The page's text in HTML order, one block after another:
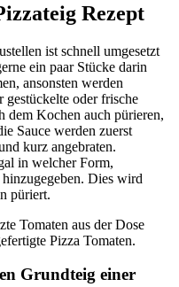
Rezept
ist schnell umgesetzt
ein paar Stücke darin
ansonsten werden
gestückelte oder frische
dem Kochen auch pürieren,
Sauce werden zuerst
kurz angebraten.
in welcher Form,
hinzugegeben. Dies wird
püriert.
Tomaten aus der Dose
Pizza Tomaten.
Grundteig einer